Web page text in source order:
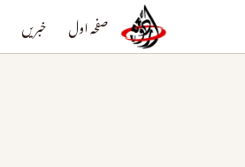
صفحہ اول خبریں